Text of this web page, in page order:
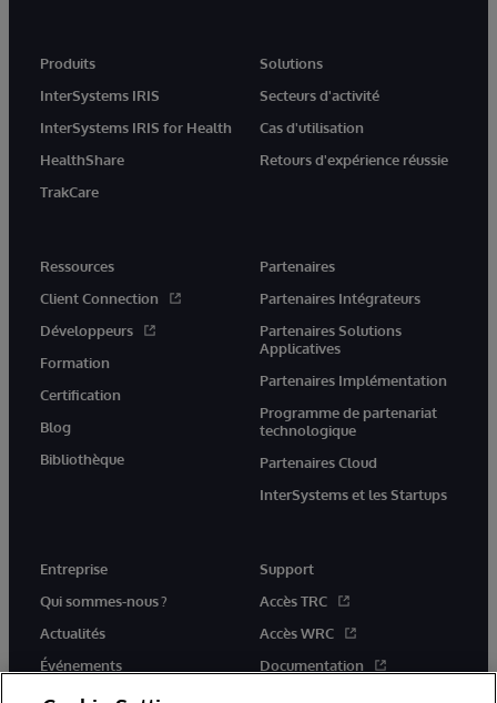
Produits
InterSystems IRIS
InterSystems IRIS for Health
HealthShare
TrakCare
Solutions
Secteurs d'activité
Cas d'utilisation
Retours d'expérience réussie
Ressources
Client Connection
Développeurs
Formation
Certification
Blog
Bibliothèque
Partenaires
Partenaires Intégrateurs
Partenaires Solutions
Applicatives
Partenaires Implémentation
Programme de partenariat
technologique
Partenaires Cloud
InterSystems et les Startups
Entreprise
Qui sommes-nous ?
Actualités
Événements
Rejoignez-nous
Support
Accès TRC
Accès WRC
Documentation